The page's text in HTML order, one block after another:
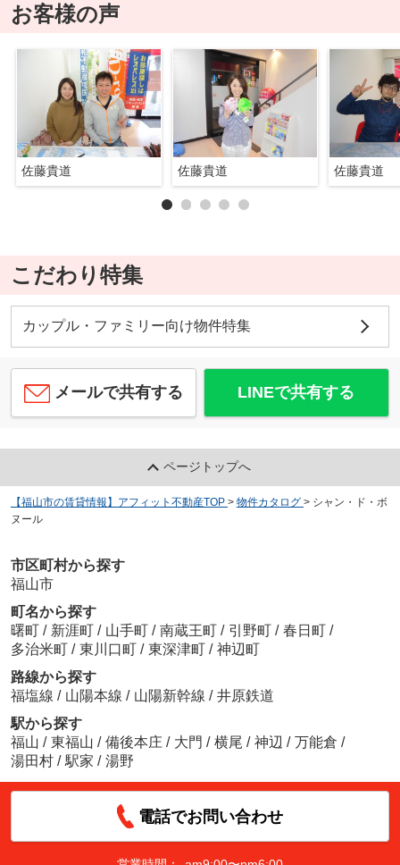
お客様の声
佐藤貴道 佐藤貴道 佐藤貴道
こだわり特集
カップル・ファミリー向け物件特集
メールで共有する LINEで共有する
ページトップへ
【福山市の賃貸情報】アフィット不動産TOP > 物件カタログ > シャン・ド・ボ
ヌール
市区町村から探す
福山市
町名から探す
曙町 / 新涯町 / 山手町 / 南蔵王町 / 引野町 / 春日町 /
多治米町 / 東川口町 / 東深津町 / 神辺町
路線から探す
福塩線 / 山陽本線 / 山陽新幹線 / 井原鉄道
駅から探す
福山 / 東福山 / 備後本庄 / 大門 / 横尾 / 神辺 / 万能倉 /
湯田村 / 駅家 / 湯野
電話でお問い合わせ